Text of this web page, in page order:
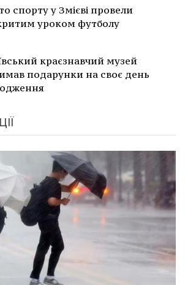
спорту у Змієві провели
уроком футболу
краєзнавчий музей
подарунки на своє день